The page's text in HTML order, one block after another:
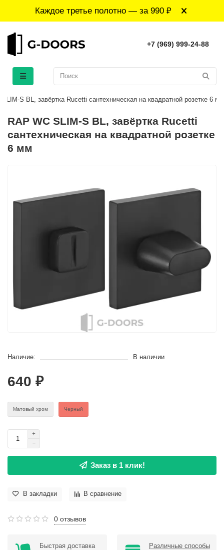
Каждое третье полотно — за 990 ₽
+7 (969) 999-24-88
S BL, завёртка Rucetti сантехническая на квадратной розетке 6 мм
RAP WC SLIM-S BL, завёртка Rucetti
сантехническая на квадратной розетке
6 мм
Наличие: В наличии
640 ₽
Матовый хром Черный
Заказ в 1 клик!
В закладки В сравнение
0 отзывов
Быстрая доставка
Различные способы